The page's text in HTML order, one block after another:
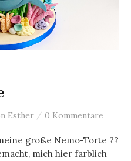
Esther / 0 Kommentare
große Nemo-Torte ??
mich hier farblich